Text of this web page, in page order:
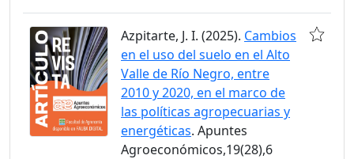
Azpitarte, J. I. (2025). Cambios
en el uso del suelo en el Alto
Valle de Río Negro, entre
2010 y 2020, en el marco de
las políticas agropecuarias y
energéticas. Apuntes
Agroeconómicos,19(28),6